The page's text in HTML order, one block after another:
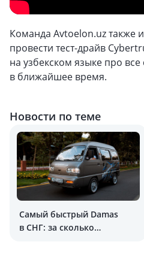
Команда Avtoelon.uz также
провести тест-драйв
на узбекском языке про
в ближайшее время.
Новости по теме
Самый быстрый Damas
в СНГ: за сколько